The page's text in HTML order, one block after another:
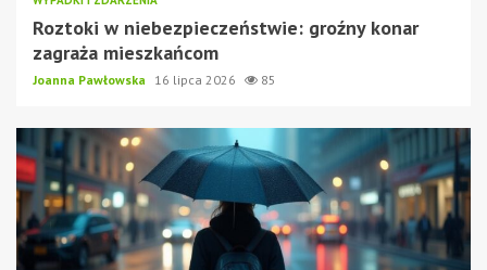
Roztoki w niebezpieczeństwie: groźny konar
zagraża mieszkańcom
Joanna Pawłowska 16 lipca 2026 85